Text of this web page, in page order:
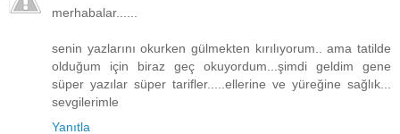
merhabalar......
senin yazlarını okurken gülmekten kırılıyorum.. ama tatilde
olduğum için biraz geç okuyordum...şimdi geldim gene
süper yazılar süper tarifler.....ellerine ve yüreğine sağlık...
sevgilerimle
Yanıtla